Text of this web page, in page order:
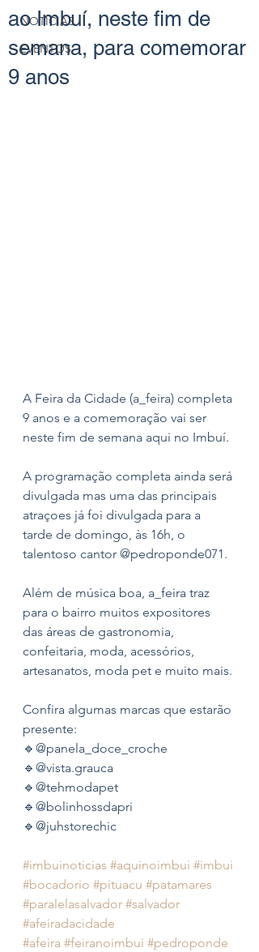
NOTÍCIAS
EVENTOS
ao Imbuí, neste fim de
semana, para comemorar
9 anos
A Feira da Cidade (a_feira) completa
9 anos e a comemoração vai ser
neste fim de semana aqui no Imbuí.
A programação completa ainda será
divulgada mas uma das principais
atraçoes já foi divulgada para a
tarde de domingo, às 16h, o
talentoso cantor @pedroponde071.
Além de música boa, a_feira traz
para o bairro muitos expositores
das áreas de gastronomia,
confeitaria, moda, acessórios,
artesanatos, moda pet e muito mais.
Confira algumas marcas que estarão
presente:
🔹️@panela_doce_croche
🔹️@vista.grauca
🔹️@tehmodapet
🔹️@bolinhossdapri
🔹️@juhstorechic
#imbuinoticias #aquinoimbui #imbui
#bocadorio #pituacu #patamares
#paralelasalvador #salvador
#afeiradacidade
#afeira #feiranoimbui #pedroponde